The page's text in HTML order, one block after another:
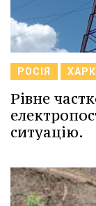
РОСІЯ
Рівне
ситуацію.